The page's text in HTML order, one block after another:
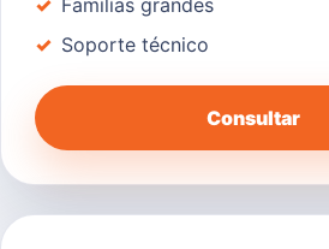
Familias grandes
Soporte técnico
Consultar